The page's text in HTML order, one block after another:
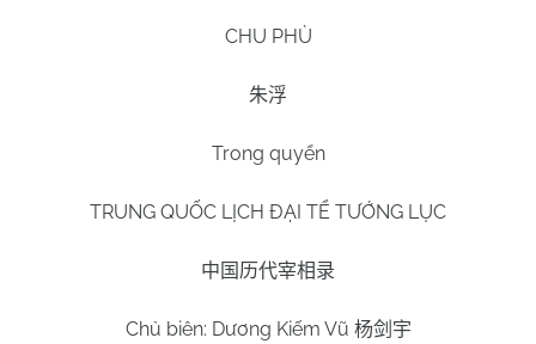
CHU PHÙ
朱浮
Trong quyển
TRUNG QUỐC LỊCH ĐẠI TỂ TƯỚNG LỤC
中国历代宰相录
Chủ biên: Dương Kiếm Vũ 杨剑宇